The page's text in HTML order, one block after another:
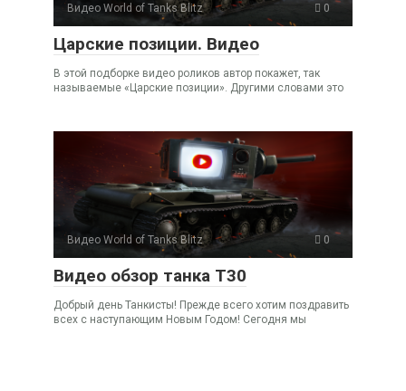
Видео World of Tanks Blitz 0
Царские позиции. Видео
В этой подборке видео роликов автор покажет, так
называемые «Царские позиции». Другими словами это
Видео World of Tanks Blitz 0
Видео обзор танка Т30
Добрый день Танкисты! Прежде всего хотим поздравить
всех с наступающим Новым Годом! Сегодня мы